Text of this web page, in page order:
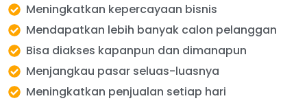
Meningkatkan kepercayaan bisnis
Mendapatkan lebih banyak calon pelanggan
Bisa diakses kapanpun dan dimanapun
Menjangkau pasar seluas-luasnya
Meningkatkan penjualan setiap hari